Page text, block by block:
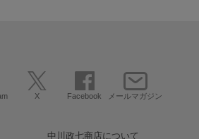
X Facebook メールマガジン
中川政七商店について